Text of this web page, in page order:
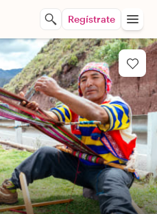
Regístrate